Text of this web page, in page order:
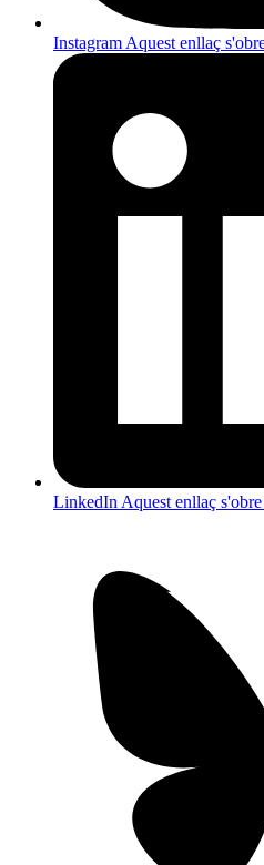
Instagram Aquest enllaç
LinkedIn Aquest enllaç